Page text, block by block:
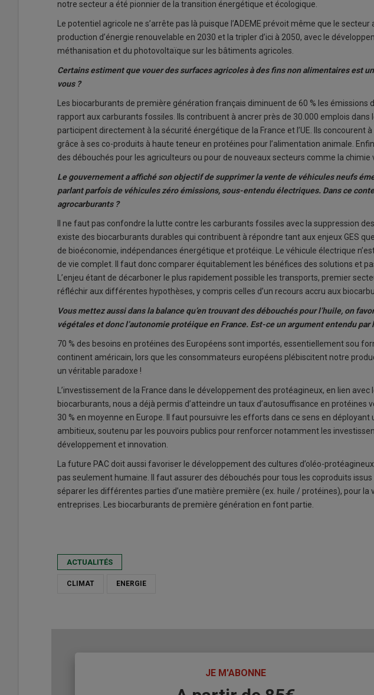
notre secteur a été pionnier de la transition énergétique et écologique.
Le potentiel agricole ne s’arrête pas là puisque l’ADEME prévoit même que le
production d’énergie renouvelable en 2030 et la tripler d’ici à 2050, avec le
méthanisation et du photovoltaïque sur les bâtiments agricoles.
Certains estiment que vouer des surfaces agricoles à des fins non alimentaires est
vous ?
Les biocarburants de première génération français diminuent de 60 % les émissions
rapport aux carburants fossiles. Ils contribuent à ancrer près de 30.000 emplois dans
participent directement à la sécurité énergétique de la France et l’UE. Ils concourent
grâce à ses co-produits à haute teneur en protéines pour l’alimentation animale.
des débouchés pour les agriculteurs ou pour de nouveaux secteurs comme la chimie
Le gouvernement a affiché son objectif de supprimer la vente de véhicules neufs
parlant parfois de véhicules zéro émissions, sous-entendu électriques. Dans ce
agrocarburants ?
ll ne faut pas confondre la lutte contre les carburants fossiles avec la suppression
existe des biocarburants durables qui contribuent à répondre tant aux enjeux GES
de bioéconomie, indépendances énergétique et protéique. Le véhicule électrique
de vie complet. Il faut donc comparer équitablement les bénéfices des solutions et
L’enjeu étant de décarboner le plus rapidement possible les transports, premier
réfléchir aux différentes hypothèses, y compris celles d’un recours accru aux
Vous mettez aussi dans la balance qu’en trouvant des débouchés pour l’huile, on
végétales et donc l’autonomie protéique en France. Est-ce un argument entendu par
70 % des besoins en protéines des Européens sont importés, essentiellement sou
continent américain, lors que les consommateurs européens plébiscitent notre
un véritable paradoxe !
L’investissement de la France dans le développement des protéagineux, en lien
biocarburants, nous a déjà permis d’atteindre un taux d’autosuffisance en protéines
30 % en moyenne en Europe. Il faut poursuivre les efforts dans ce sens en déployant
ambitieux, soutenu par les pouvoirs publics pour renforcer notamment les
développement et innovation.
La future PAC doit aussi favoriser le développement des cultures d’oléo-
pas seulement humaine. Il faut assurer des débouchés pour tous les coproduits
séparer les différentes parties d’une matière première (ex. huile / protéines), pour la
entreprises. Les biocarburants de première génération en font partie.
ACTUALITÉS
CLIMAT ENERGIE
JE M'ABONNE